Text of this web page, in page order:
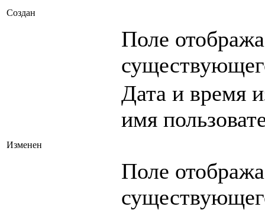
Создан
Поле
Изменен
Дата и время
имя
Поле